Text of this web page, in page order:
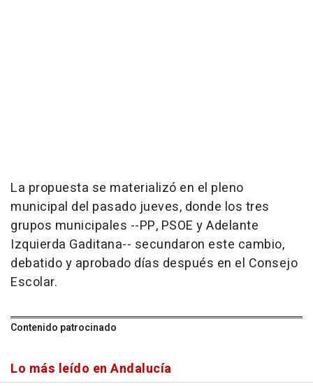
La propuesta se materializó en el pleno
municipal del pasado jueves, donde los tres
grupos municipales --PP, PSOE y Adelante
Izquierda Gaditana-- secundaron este cambio,
debatido y aprobado días después en el Consejo
Escolar.
Contenido patrocinado
Lo más leído en Andalucía